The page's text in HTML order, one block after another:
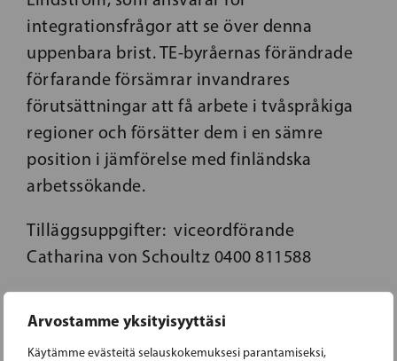
Arvostamme yksityisyyttäsi
Käytämme evästeitä selauskokemuksesi parantamiseksi,
integrationsfrågor att se över denna
uppenbara brist. TE-byråernas förändrade
förfarande försämrar invandrares
förutsättningar att få arbete i tvåspråkiga
regioner och försätter dem i en sämre
position i jämförelse med finländska
arbetssökande.
Tilläggsuppgifter: viceordförande
Catharina von Schoultz 0400 811588